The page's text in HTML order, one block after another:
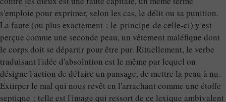
s'emploie pour exprimer, selon les cas, le délit ou sa punition.
La faute (ou plus exactement : le principe de celle-ci) y est
perçue comme une seconde peau, un vêtement maléfique dont
le corps doit se départir pour être pur. Rituellement, le verbe
traduisant l'idée d'absolution est le même par lequel on
désigne l'action de défaire un pansage, de mettre la peau à nu.
Extirper le mal qui nous revêt en l'arrachant comme une étoffe
septique : telle est l'image qui ressort de ce lexique ambivalent